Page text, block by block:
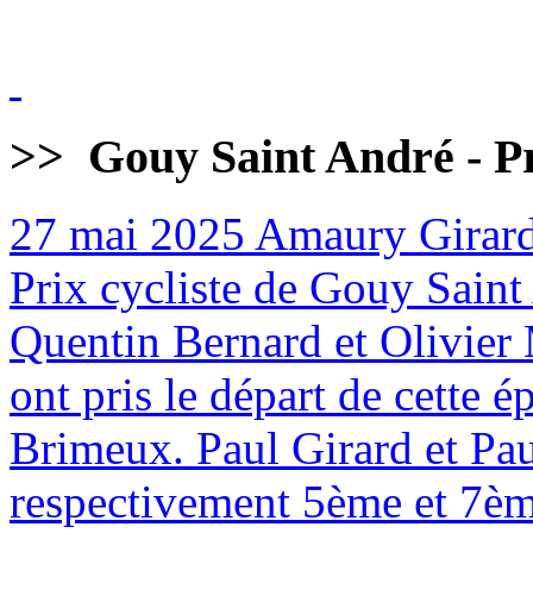
>> Gouy Saint André -
27 mai 2025 Amaury
Prix cycliste de Gouy
Quentin Bernard et Olivier
ont pris le départ de cette
Brimeux. Paul Girard et
respectivement 5ème et